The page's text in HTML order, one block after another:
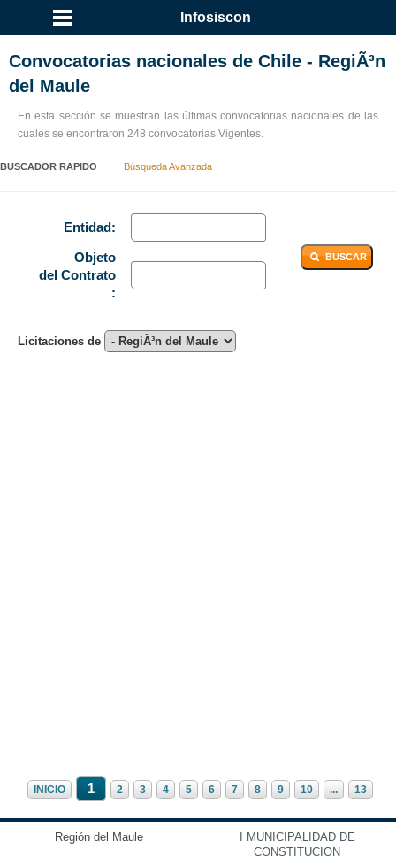
Infosiscon
Convocatorias nacionales de Chile - RegiÃ³n
del Maule
En esta sección se muestran las últimas convocatorias nacionales de las
cuales se encontraron 248 convocatorias Vigentes.
BUSCADOR RAPIDO Búsqueda Avanzada
Entidad:
BUSCAR
Objeto
del Contrato
:
Licitaciones de
INICIO 1 2 3 4 5 6 7 8 9 10 ... 13
Región del Maule
I MUNICIPALIDAD DE
CONSTITUCION